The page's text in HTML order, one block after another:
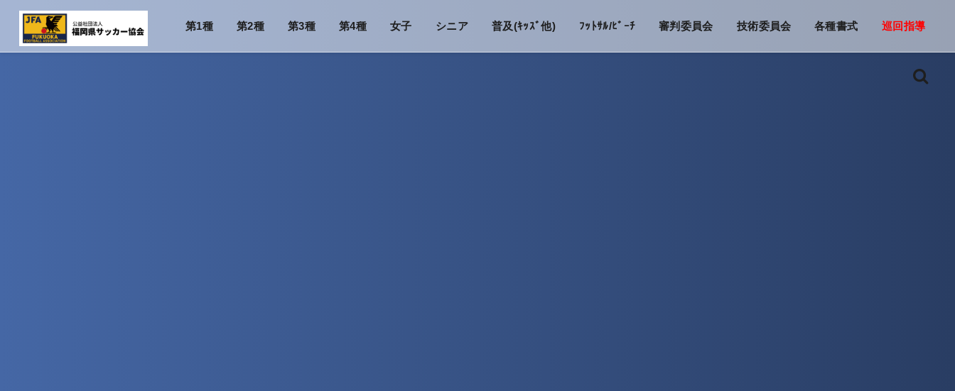
第1種 第2種 第3種 第4種 女子 シニア 普及(ｷｯｽﾞ他) ﾌｯﾄｻﾙ/ﾋﾞｰﾁ 審判委員会 技術委員会 各種書式 巡回指導